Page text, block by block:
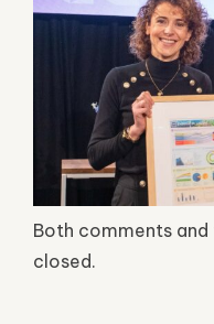
Both comments
closed.